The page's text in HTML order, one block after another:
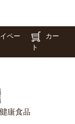
ペー
カー
ト
康食品